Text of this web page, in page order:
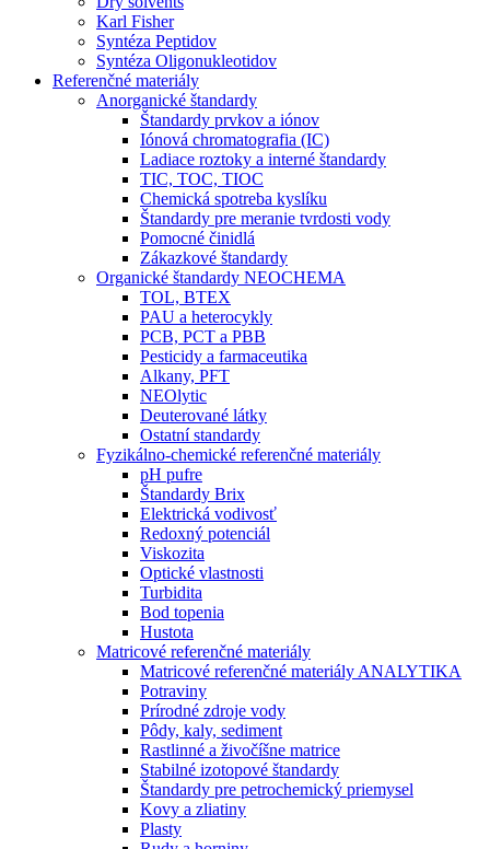
Karl Fisher
Syntéza Peptidov
Syntéza Oligonukleotidov
Referenčné materiály
Anorganické štandardy
Štandardy prvkov a iónov
Iónová chromatografia (IC)
Ladiace roztoky a interné štandardy
TIC, TOC, TIOC
Chemická spotreba kyslíku
Štandardy pre meranie tvrdosti vody
Pomocné činidlá
Zákazkové štandardy
Organické štandardy NEOCHEMA
TOL, BTEX
PAU a heterocykly
PCB, PCT a PBB
Pesticidy a farmaceutika
Alkany, PFT
NEOlytic
Deuterované látky
Ostatní standardy
Fyzikálno-chemické referenčné materiály
pH pufre
Štandardy Brix
Elektrická vodivosť
Redoxný potenciál
Viskozita
Optické vlastnosti
Turbidita
Bod topenia
Hustota
Matricové referenčné materiály
Matricové referenčné materiály ANALYTIKA
Potraviny
Prírodné zdroje vody
Pôdy, kaly, sediment
Rastlinné a živočíšne matrice
Stabilné izotopové štandardy
Štandardy pre petrochemický priemysel
Kovy a zliatiny
Plasty